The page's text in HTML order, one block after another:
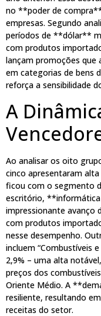
no **poder de
empresas. Segundo
períodos de **dólar**
com produtos
lançam promoções que
em categorias de bens
reforça a sensibilidade
A
Ao analisar os oito
cinco apresentaram
ficou com o segmento
escritório,
impressionante avanço
com produtos
nesse desempenho.
incluem “Combustíveis
2,9% – uma alta
preços dos
Oriente Médio. A
resiliente, resultando
receitas do setor.